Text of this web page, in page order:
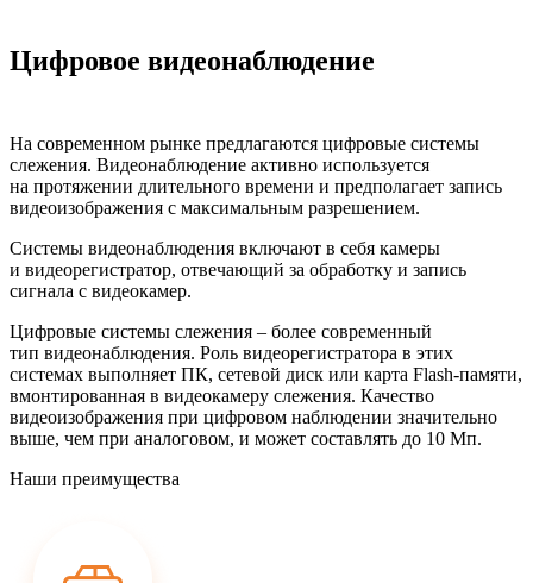
Цифровое видеонаблюдение
На современном рынке предлагаются цифровые системы
слежения. Видеонаблюдение активно используется
на протяжении длительного времени и предполагает запись
видеоизображения с максимальным разрешением.
Системы видеонаблюдения включают в себя камеры
и видеорегистратор, отвечающий за обработку и запись
сигнала с видеокамер.
Цифровые системы слежения – более современный
тип видеонаблюдения. Роль видеорегистратора в этих
системах выполняет ПК, сетевой диск или карта Flash-памяти,
вмонтированная в видеокамеру слежения. Качество
видеоизображения при цифровом наблюдении значительно
выше, чем при аналоговом, и может составлять до 10 Мп.
Наши преимущества